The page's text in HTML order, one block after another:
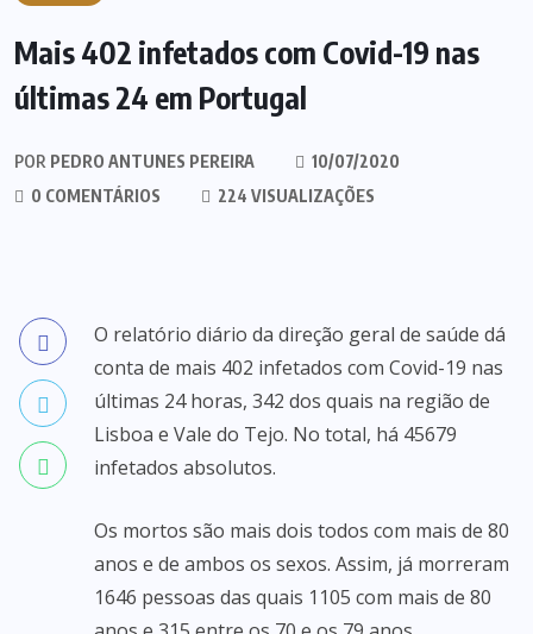
Mais 402 infetados com Covid-19 nas
últimas 24 em Portugal
POR PEDRO ANTUNES PEREIRA
10/07/2020
0 COMENTÁRIOS
224 VISUALIZAÇÕES
O relatório diário da direção geral de saúde dá
conta de mais 402 infetados com Covid-19 nas
últimas 24 horas, 342 dos quais na região de
Lisboa e Vale do Tejo. No total, há 45679
infetados absolutos.
Os mortos são mais dois todos com mais de 80
anos e de ambos os sexos. Assim, já morreram
1646 pessoas das quais 1105 com mais de 80